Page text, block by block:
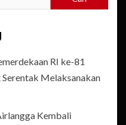
RI ke-81
Melaksanakan
Kembali